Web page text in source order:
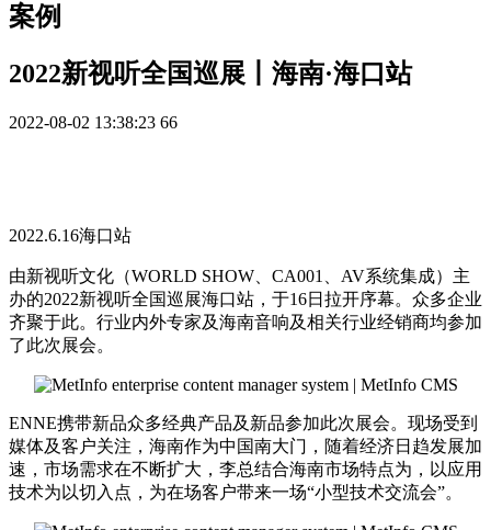
案例
2022新视听全国巡展丨海南·海口站
2022-08-02 13:38:23 66
2022.6.16海口站
由新视听文化（WORLD SHOW、CA001、AV系统集成）主
办的2022新视听全国巡展海口站，于16日拉开序幕。众多企业
齐聚于此。行业内外专家及海南音响及相关行业经销商均参加
了此次展会。
ENNE携带新品众多经典产品及新品参加此次展会。现场受到
媒体及客户关注，海南作为中国南大门，随着经济日趋发展加
速，市场需求在不断扩大，李总结合海南市场特点为，以应用
技术为以切入点，为在场客户带来一场“小型技术交流会”。